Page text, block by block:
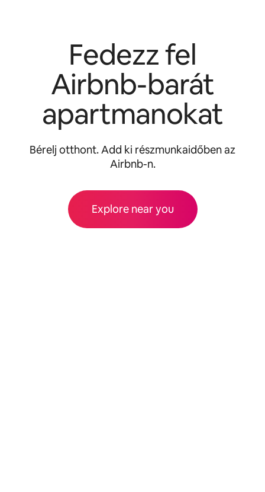
Fedezz fel
Airbnb-barát
apartmanokat
Bérelj otthont. Add ki részmunkaidőben az
Airbnb-n.
Explore near you